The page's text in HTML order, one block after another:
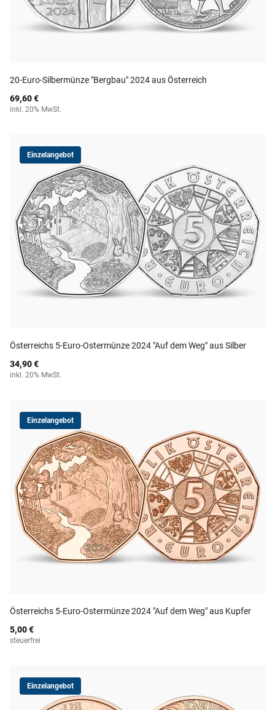
20-Euro-Silbermünze "Bergbau" 2024 aus Österreich
69,60 €
inkl. 20% MwSt.
Einzelangebot
Österreichs 5-Euro-Ostermünze 2024 "Auf dem Weg" aus Silber
34,90 €
inkl. 20% MwSt.
Einzelangebot
Österreichs 5-Euro-Ostermünze 2024 "Auf dem Weg" aus Kupfer
5,00 €
steuerfrei
Einzelangebot